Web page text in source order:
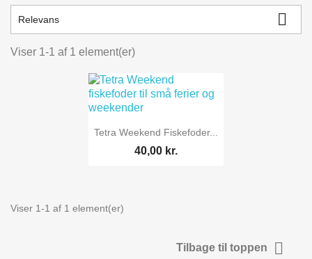
Relevans 
Viser 1-1 af 1 element(er)
 Vis her
Tetra Weekend Fiskefoder...
40,00 kr.
Viser 1-1 af 1 element(er)
Tilbage til toppen 